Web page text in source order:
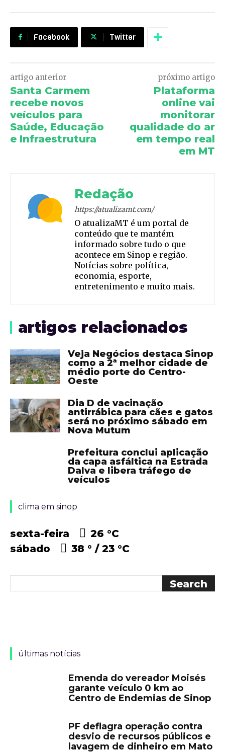
Facebook Twitter
artigo anterior
Santa Carmem
recebe novos
veículos para
Saúde, Educação
e Infraestrutura
próximo artigo
Plataforma
online vai
monitorar
qualidade do ar
em tempo real
em MT
Redação
https://atualizamt.com/
O atualizaMT é um portal de
conteúdo que te mantém
informado sobre tudo o que
acontece em Sinop e região.
Notícias sobre política,
economia, esporte,
entretenimento e muito mais.
artigos relacionados
Veja Negócios destaca Sinop
como a 2ª melhor cidade de
médio porte do Centro-
Oeste
Dia D de vacinação
antirrábica para cães e gatos
será no próximo sábado em
Nova Mutum
Prefeitura conclui aplicação
da capa asfáltica na Estrada
Dalva e libera tráfego de
veículos
clima em sinop
sexta-feira 26 °C
sábado
38 ° 23 °C
últimas notícias
Emenda do vereador Moisés
garante veículo 0 km ao
Centro de Endemias de Sinop
PF deflagra operação contra
desvio de recursos públicos e
lavagem de dinheiro em Mato